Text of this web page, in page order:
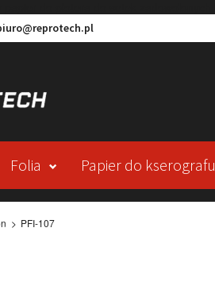
Folia Papier do kserografu
> PFI-107